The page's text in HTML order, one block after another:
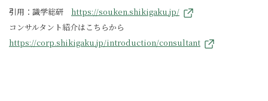
引用：識学総研 https://souken.shikigaku.jp/
コンサルタント紹介はこちらから
https://corp.shikigaku.jp/introduction/consultant